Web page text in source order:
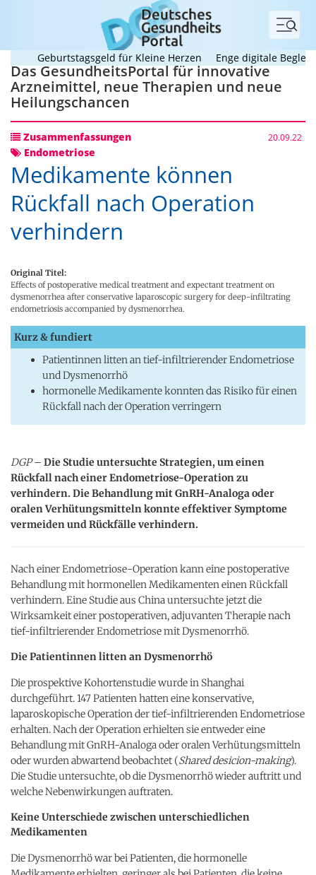
Menü
Geburtstagsgeld für Kleine Herzen Enge digitale
Das GesundheitsPortal für innovative
Arzneimittel, neue Therapien und neue
Heilungschancen
Zusammenfassungen 20.09.22
Endometriose
Medikamente können
Rückfall nach Operation
verhindern
Original Titel:
Effects of postoperative medical treatment and expectant treatment on
dysmenorrhea after conservative laparoscopic surgery for deep-infiltrating
endometriosis accompanied by dysmenorrhea.
Kurz & fundiert
Patientinnen litten an tief-infiltrierender Endometriose
und Dysmenorrhö
hormonelle Medikamente konnten das Risiko für einen
Rückfall nach der Operation verringern
DGP– Die Studie untersuchte Strategien, um einen
Rückfall nach einer Endometriose-Operation zu
verhindern. Die Behandlung mit GnRH-Analoga oder
oralen Verhütungsmitteln konnte effektiver Symptome
vermeiden und Rückfälle verhindern.
Nach einer Endometriose-Operation kann eine postoperative
Behandlung mit hormonellen Medikamenten einen Rückfall
verhindern. Eine Studie aus China untersuchte jetzt die
Wirksamkeit einer postoperativen, adjuvanten Therapie nach
tief-infiltrierender Endometriose mit Dysmenorrhö.
Die Patientinnen litten an Dysmenorrhö
Die prospektive Kohortenstudie wurde in Shanghai
durchgeführt. 147 Patienten hatten eine konservative,
laparoskopische Operation der tief-infiltrierenden Endometriose
erhalten. Nach der Operation erhielten sie entweder eine
Behandlung mit GnRH-Analoga oder oralen Verhütungsmitteln
oder wurden abwartend beobachtet (Shared desicion-making).
Die Studie untersuchte, ob die Dysmenorrhö wieder auftritt und
welche Nebenwirkungen auftraten.
Keine Unterschiede zwischen unterschiedlichen
Medikamenten
Die Dysmenorrhö war bei Patienten, die hormonelle